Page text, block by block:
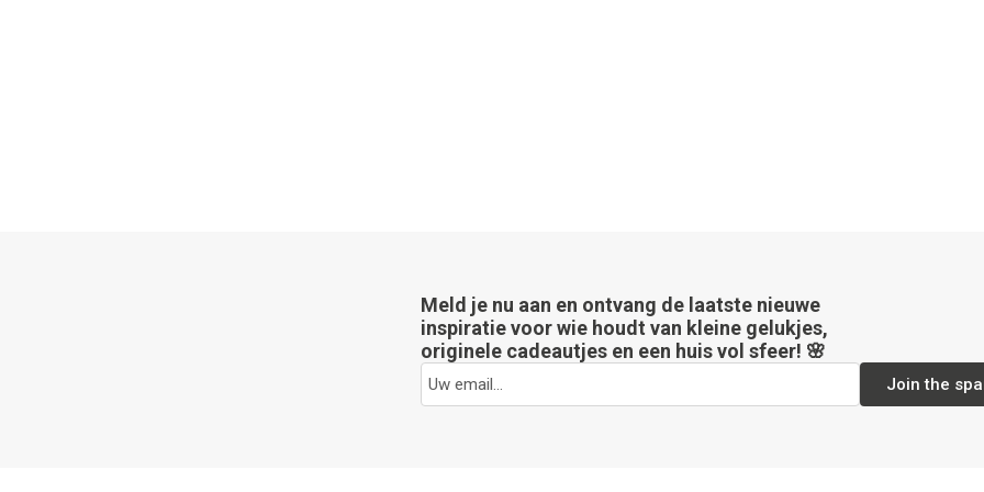
Meld je nu aan en ontvang de laatste nieuwe
inspiratie voor wie houdt van kleine gelukjes,
originele cadeautjes en een huis vol sfeer! 🌸
Join the